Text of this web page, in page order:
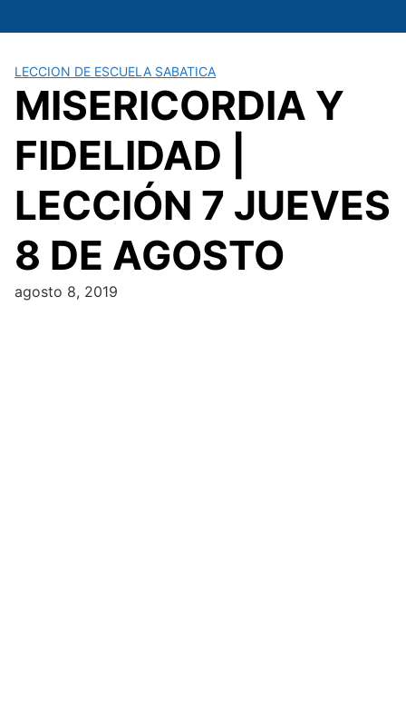
al
LECCION DE ESCUELA SABATICA
MISERICORDIA Y
FIDELIDAD |
LECCIÓN 7 JUEVES
8 DE AGOSTO
agosto 8, 2019